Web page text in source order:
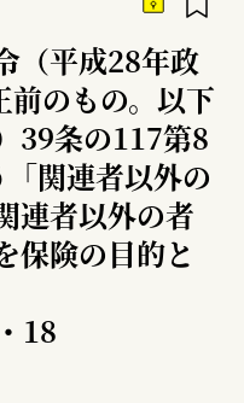
（平成28年政
のもの。以下
39条の117第8
関連者以外の
連者以外の者
保険の目的と
18